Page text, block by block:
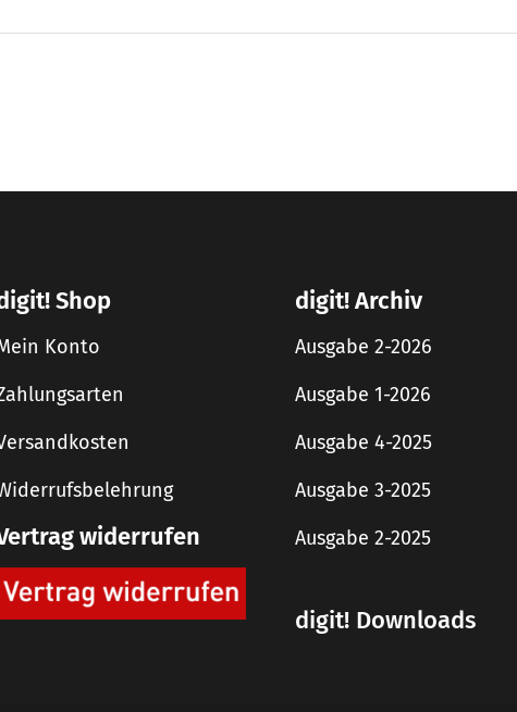
Shop
Konto
widerrufen
digit! Archiv
Ausgabe 2-2026
Ausgabe 1-2026
Ausgabe 4-2025
Ausgabe 3-2025
Ausgabe 2-2025
digit! Downloads